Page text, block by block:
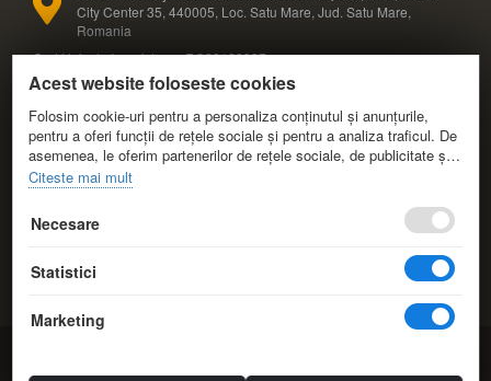
City Center 35, 440005, Loc. Satu Mare, Jud. Satu Mare,
Romania
Cod Unic de Inregistrare: RO33133887
Registrul Comertului: J30/327/2014
COD CAEN: 4791
+40 724 588 425; +40 724 588 424
Acest website foloseste cookies
Folosim cookie-uri pentru a personaliza conținutul și anunțurile,
pentru a oferi funcții de rețele sociale și pentru a analiza traficul. De
asemenea, le oferim partenerilor de rețele sociale, de publicitate și
de analize informații cu privire la modul în care folosiți site-ul nostru.
Aceștia le pot combina cu alte informații oferite de dvs. sau culese
în urma folosirii serviciilor lor.
Citeste mai mult
Necesare
Statistici
Marketing